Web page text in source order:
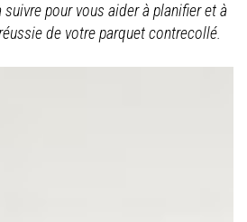
pour vous aider à planifier et à
de votre parquet contrecollé.